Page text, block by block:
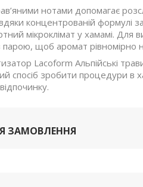
нотами допомагає
концентрованій формулі
мікроклімат у хамамі. Для
парою, щоб аромат рівномірно
Lacoform Альпійські
спосіб зробити процедури
ЗАМОВЛЕННЯ